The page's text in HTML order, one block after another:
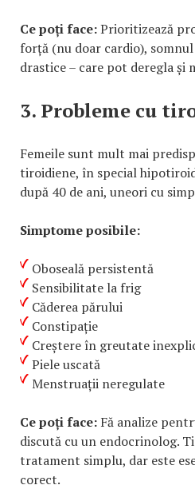
Ce poți face:Prioritizează
forță (nu doar cardio),
drastice – care pot deregla și
3. Probleme cu
Femeile sunt mult mai
tiroidiene, în special
după 40 de ani, uneori cu
Simptome posibile:
Oboseală persistentă
Sensibilitate la frig
Căderea părului
Constipație
Creștere în greutate
Piele uscată
Menstruații neregulate
Ce poți face: Fă analize
discută cu un endocrinolog.
tratament simplu, dar este
corect.